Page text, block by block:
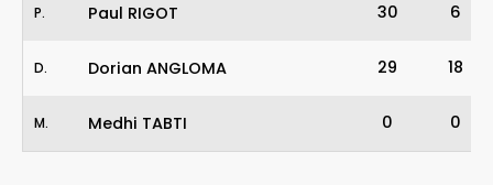
Paul RIGOT
P. 30 6
Dorian ANGLOMA
D. 29 18
Medhi TABTI
M. 0 0